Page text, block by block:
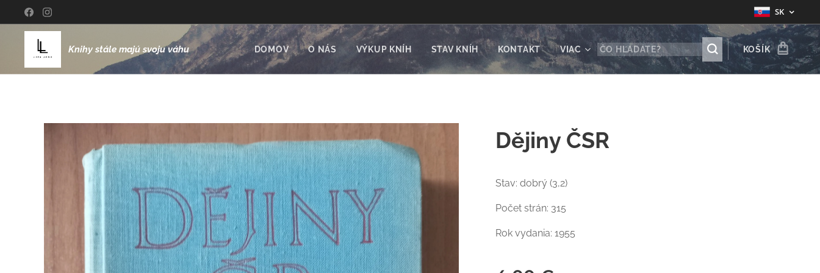
SK
Knihy stále majú svoju váhu DOMOV O NÁS VÝKUP KNÍH STAV KNÍH KONTAKT VIAC KOŠÍK
Dějiny ČSR
Stav: dobrý (3,2)
Počet strán: 315
Rok vydania: 1955